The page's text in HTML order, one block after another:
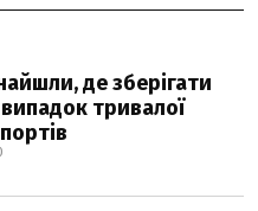
де зберігати
тривалої